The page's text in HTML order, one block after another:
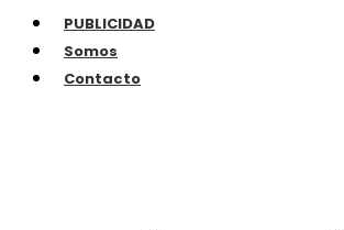
PUBLICIDAD
Somos
Contacto